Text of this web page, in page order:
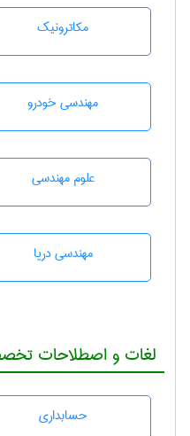
مکاترونیک
مهندسی خودرو
علوم مهندسی
مهندسی دریا
لغات و اصطلاحات
حسابداری